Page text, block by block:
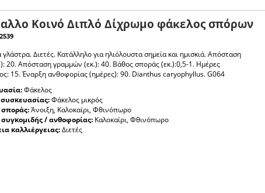
Κοινό Διπλό Δίχρωμο φάκελος σπόρων
γλάστρα. Διετές. Κατάλληλο για ηλιόλουστα σημεία και ημισκιά. Απόσταση
20. Απόσταση γραμμών (εκ.): 40. Βάθος σποράς (εκ.):0,5-1. Ημέρες
15. Έναρξη ανθοφορίας (ημέρες): 90. Dianthus caryophyllus. G064
Φάκελος
Φάκελος μικρός
Άνοιξη, Καλοκαίρι, Φθινόπωρο
/ ανθοφορίας: Καλοκαίρι, Φθινόπωρο
καλλιέργειας:Διετές